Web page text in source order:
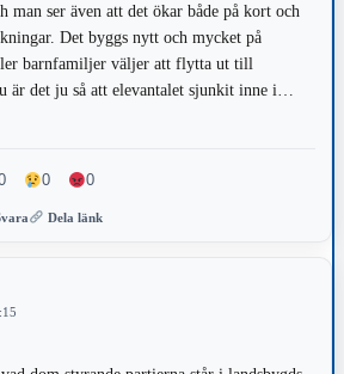
ökar både på kort och
nytt och mycket på
ut till
att flytta elever från
0 0
Dela länk